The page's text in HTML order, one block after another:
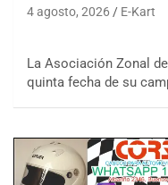
4 agosto, 2026 E-Kart
La Asociación Zonal
quinta fecha de su